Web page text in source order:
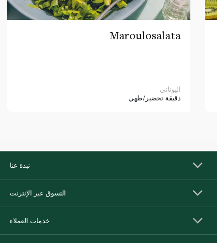
Maroulosalata
اليوناني
دقيقة تحضير/طهي
نبذة عنا
التسوق عبر الإنترنت
خدمات العملاء